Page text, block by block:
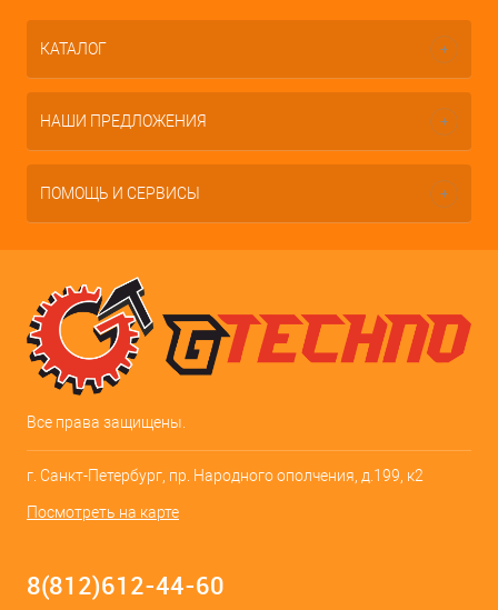
КАТАЛОГ
НАШИ ПРЕДЛОЖЕНИЯ
ПОМОЩЬ И СЕРВИСЫ
Все права защищены.
г. Санкт-Петербург, пр. Народного ополчения, д.199, к2
Посмотреть на карте
8(812)612-44-60